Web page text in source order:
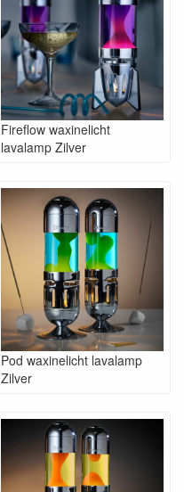
Fireflow waxinelicht
lavalamp Zilver
Pod waxinelicht lavalamp
Zilver